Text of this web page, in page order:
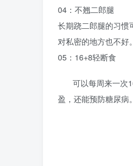
04：不翘二郎腿
长期跷二郎腿的习惯
对私密的地方也不好。
05：16+8轻断食
可以每周来一次
盈，还能预防糖尿病。